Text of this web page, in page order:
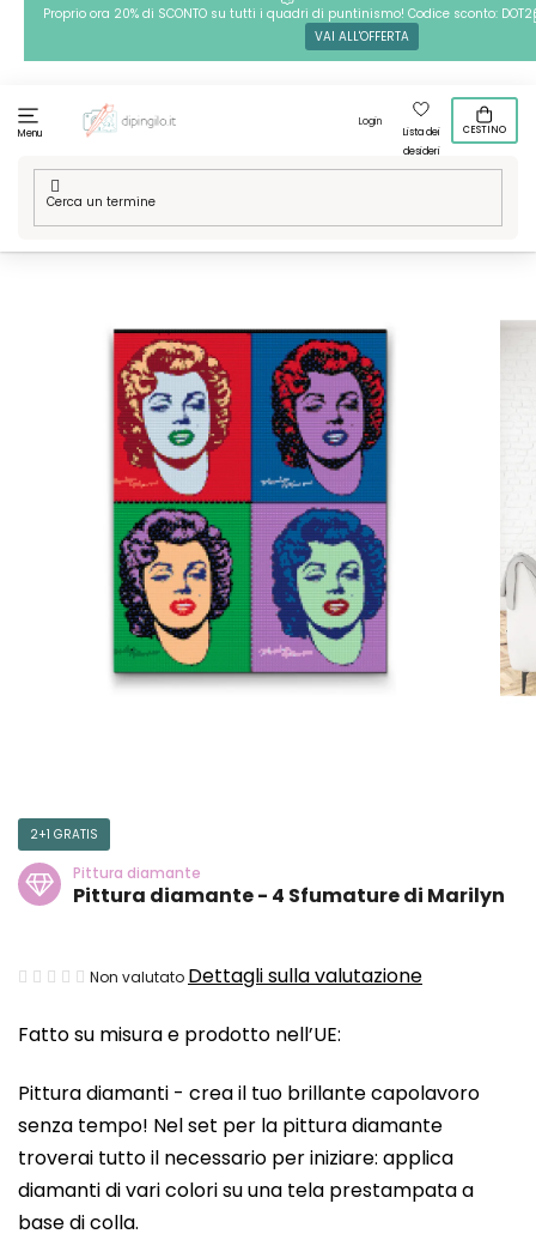
PassaProprio ora 20% di SCONTO su tutti i quadri di puntinismo! Codice sconto:
VAI ALL'OFFERTA
Menu
Login
Lista dei
desideri
CESTINO
Casa
Tecniche / Pittura diamante
Sfumature di Marilyn
Fatto su misura e prodotto nell’UE:
Pittura diamanti - crea il tuo brillante capolavoro
senza tempo! Nel set per la pittura diamante
troverai tutto il necessario per iniziare: applica
diamanti di vari colori su una tela prestampata a
base di colla.
2+1 GRATIS
Pittura diamante
Pittura diamante - 4 Sfumature di Marilyn
La
media
prodotto
è
0,0
su
5
Non valutato Dettagli sulla valutazione